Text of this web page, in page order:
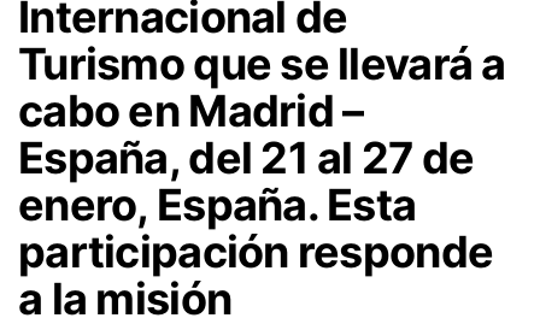
Internacional de
Turismo que se llevará a
cabo en Madrid –
España, del 21 al 27 de
enero, España. Esta
participación responde
a la misión